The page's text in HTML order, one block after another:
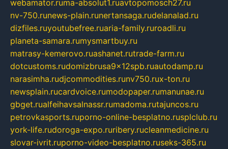
webamator.ruma-absolut1.ruavtopomosch27.ru
nv-750.runews-plain.runertansaga.rudelanalad.ru
dizfiles.ruyoutubefree.ruaria-family.ruroadli.ru
planeta-samara.rumysmartbuy.ru
matrasy-kemerovo.ruashanet.rutrade-farm.ru
dotcustoms.rudomizbrusa9x12spb.ruautodamp.ru
narasimha.rudjcommodities.runv750.rux-ton.ru
newsplain.rucardvoice.rumodopaper.rumanunae.ru
gbget.rualfeihavsalnassr.rumadoma.rutajuncos.ru
petrovkasports.ruporno-online-besplatno.rusplclub.ru
york-life.rudoroga-expo.ruribery.rucleanmedicine.ru
slovar-ivrit.ruporno-video-besplatno.ruseks-365.ru